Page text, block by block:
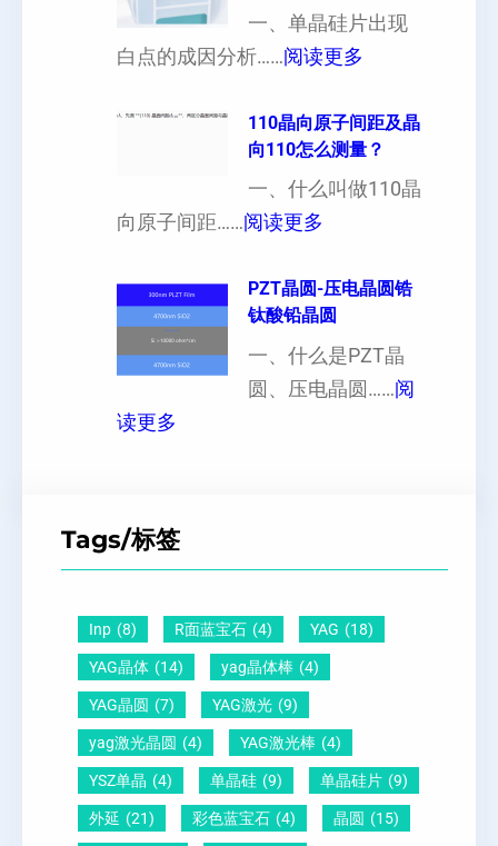
也
以
定
超
薄
硅
各
向
性
对
硬
度
影
响
一、单晶硅片出现
白点的成因分析……阅读更多
晶
硅
片
白
或
者
？
说
明
110晶向原子间距及晶
向110怎么测量？
一、什么叫做110晶
向原子间距……阅读更多
1
0
晶
向
向
1
怎
么
测
PZT晶圆-压电晶圆锆
钛酸铅晶圆
一、什么是PZT晶
圆、压电晶圆……阅
读更多
晶
-
压
电
晶
圆
钛
Tags/标签
Inp (8) R面蓝宝石 (4) YAG (18)
YAG晶体 (14) yag晶体棒 (4)
YAG晶圆 (7) YAG激光 (9)
yag激光晶圆 (4) YAG激光棒 (4)
YSZ单晶 (4) 单晶硅 (9) 单晶硅片 (9)
外延 (21) 彩色蓝宝石 (4) 晶圆 (15)